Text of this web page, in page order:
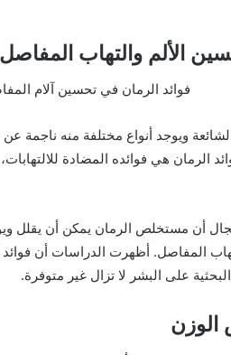
ويوجد أنواع مختلفة منه ناجمة
الرمان هي فوائده المضادة
أن مستخلص الرمان يمكن أن يقلل
المفاصل. أظهرت الدراسات أن
على البشر لا تزال غير متوفرة.